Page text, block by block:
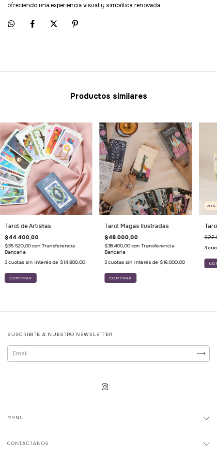
ofreciendo una experiencia visual y simbólica renovada.
Productos similares
Tarot de Artistas
$44.400,00
$35.520,00con Transferencia
Bancaria
3 cuotas sin interés de $14.800,00
Tarot Magas Ilustradas
$48.000,00
$38.400,00con Transferencia
Bancaria
3 cuotas sin interés de $16.000,00
20
3
SUSCRIBITE A NUESTRO NEWSLETTER
MENÚ
CONTACTANOS